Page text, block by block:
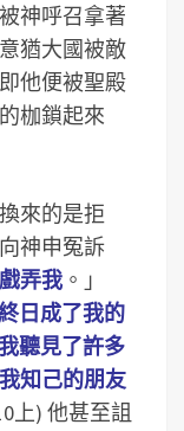
神呼召拿著
猶大國被敵
他便被聖殿
枷鎖起來
來的是拒
神申冤訴
弄我 。」
日成了我的
聽見了許多
知己的朋友
上) 他甚至詛